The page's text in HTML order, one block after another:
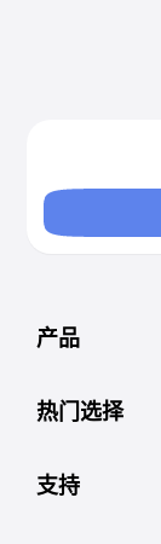
产品
热门选择
支持